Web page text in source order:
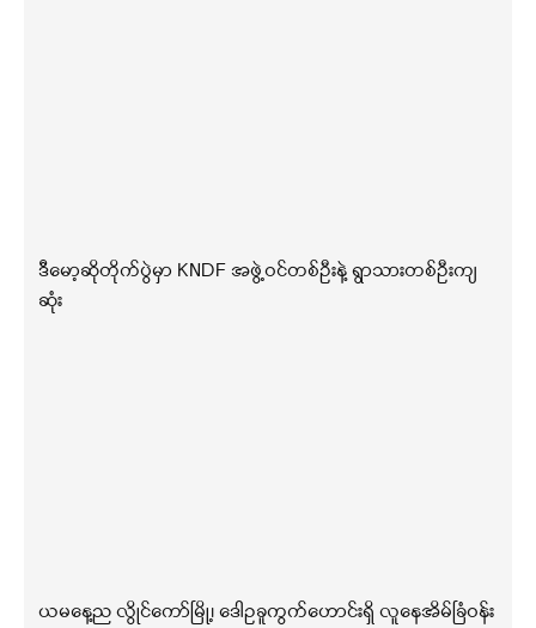
ဒီမော့ဆိုတိုက်ပွဲမှာ KNDF အဖွဲ့ဝင်တစ်ဦးနဲ့ ရွာသားတစ်ဦးကျ
ဆုံး
ယမနေ့ည လွိုင်ကော်မြို့၊ ဒေါဥခူကွက်ဟောင်းရှိ လူနေအိမ်ခြံဝန်း